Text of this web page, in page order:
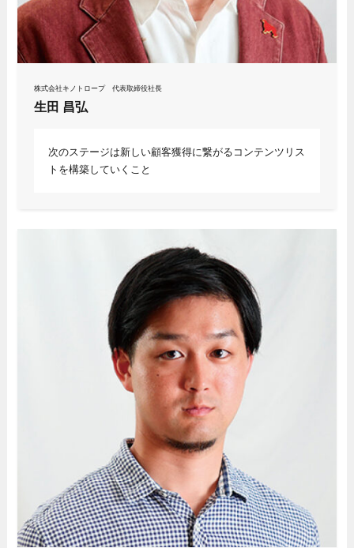
株式会社キノトロープ 代表取締役社長
生田 昌弘
次のステージは新しい顧客獲得に繋がるコンテンツリス
トを構築していくこと